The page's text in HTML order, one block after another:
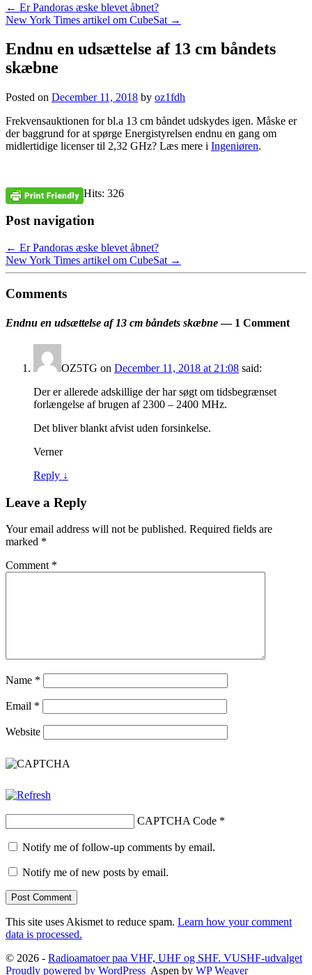
← Er Pandoras æske blevet åbnet?
New York Times artikel om CubeSat →
Endnu en udsættelse af 13 cm båndets
skæbne
Posted on December 11, 2018 by oz1fdh
Frekvensauktionen for bl.a 13 cm båndet udskydes igen. Måske er
der baggrund for at spørge Energistyrelsen endnu en gang om
midlertidige licenser til 2,32 GHz? Læs mere i Ingeniøren.
Hits: 326
Post navigation
← Er Pandoras æske blevet åbnet?
New York Times artikel om CubeSat →
Comments
Endnu en udsættelse af 13 cm båndets skæbne— 1 Comment
OZ5TG on December 11, 2018 at 21:08 said:
Der er allerede adskillige der har søgt om tidsbegrænset
forlængelse af brugen af 2300 – 2400 MHz.
Det bliver blankt afvist uden forsinkelse.
Verner
Reply ↓
Leave a Reply
Your email address will not be published. Required fields are
marked *
Comment *
Name *
Email *
Website
CAPTCHA Code *
Notify me of follow-up comments by email.
Notify me of new posts by email.
This site uses Akismet to reduce spam. Learn how your comment
data is processed.
© 2026 - Radioamatoer paa VHF, UHF og SHF. VUSHF-udvalget
Proudly powered by WordPress Aspen by WP Weaver